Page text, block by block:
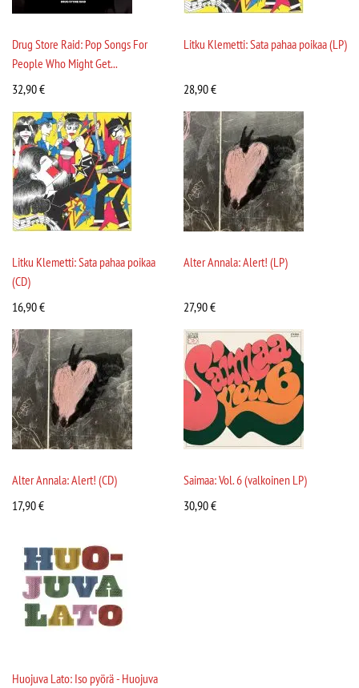
Drug Store Raid: Pop Songs For
People Who Might Get...
32,90€
Litku Klemetti: Sata pahaa poikaa (LP)
28,90€
Litku Klemetti: Sata pahaa poikaa
(CD)
16,90€
Alter Annala: Alert! (LP)
27,90€
Alter Annala: Alert! (CD)
17,90€
Saimaa: Vol. 6 (valkoinen LP)
30,90€
Huojuva Lato: Iso pyörä - Huojuva